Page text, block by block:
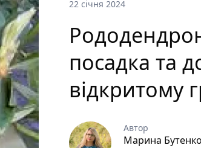
22 січня 2024
посадка та
відкритому
Автор
Марина Бутенко